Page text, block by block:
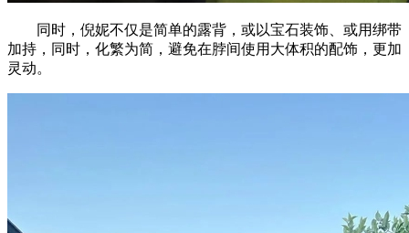
同时，倪妮不仅是简单的露背，或以宝石装饰、或用绑带
加持，同时，化繁为简，避免在脖间使用大体积的配饰，更加
灵动。